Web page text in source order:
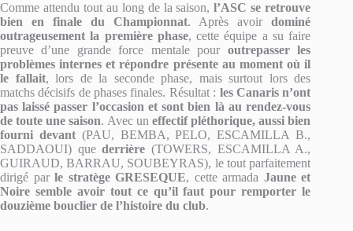
Comme attendu tout au long de la saison,l’ASC se retrouve
bien en finale du Championnat. Après avoirdominé
outrageusement la première phase, cette équipe a su faire
preuve d’une grande force mentale pour outrepasser les
problèmes internes et répondre présente au moment où il
le fallait, lors de la seconde phase, mais surtout lors des
matchs décisifs de phases finales. Résultat : les Canaris n’ont
pas laissé passer l’occasion et sont bien là au rendez-vous
de toute une saison. Avec un effectif pléthorique, aussi bien
fourni devant(PAU, BEMBA, PELO, ESCAMILLA B.,
SADDAOUI) quederrière (TOWERS, ESCAMILLA A.,
GUIRAUD, BARRAU, SOUBEYRAS), le tout parfaitement
dirigé parle stratège GRESEQUE, cette armada Jaune et
Noire semble avoir tout ce qu’il faut pour remporter le
douzième bouclier de l’histoire du club.